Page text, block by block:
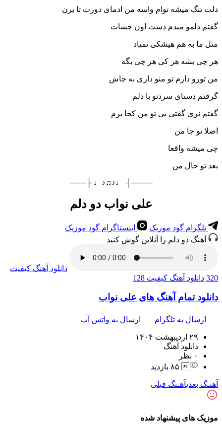
دلت تنگ میشه توام واسه من ادمای دورت تا برن
گفتم دلمو میدم دست اون چشات
مثل ما به هم هیشکی نمیاد
هر چی بشه هر کی هر چی بگه
من تورو دارم تو منو داری به جاش
گرفتم دستای سردتو با دلم
گفتم نری گفتی بی تو من کجا برم
اصلا تو جا من
چی میشه واقعا
بعد تو حال من
────┤ ♩♪♫♪♩ ├───
علی نواب دو دلم
تلگرام گود موزیک
اینستاگرام گود موزیک
آهنگ دو دلم را آنلاین گوش کنید
دانلود آهنگ کیفیت
320 دانلود آهنگ کیفیت 128
دانلود تمام آهنگ های علی نواب
ارسال به تلگرام ارسال به واتس آپ
۲۹ اردیبهشت ۱۴۰۴
دانلود آهنگ
۰ نظر
۸۵ بازدید
آهنـگ بعدیآهـنگ قبلی
موزیک های پیشنهاد شده